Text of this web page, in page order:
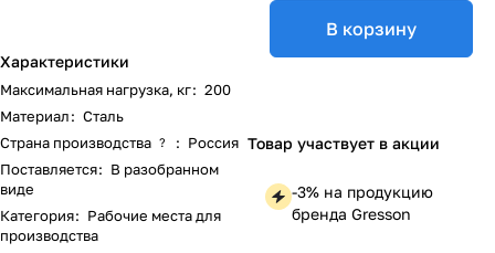
Характеристики
Максимальная нагрузка, кг: 200
Материал: Сталь
Страна производства ? : Россия
Поставляется: В разобранном
виде
Категория: Рабочие места для
производства
В корзину
Товар участвует в акции
-3% на продукцию
бренда Gresson